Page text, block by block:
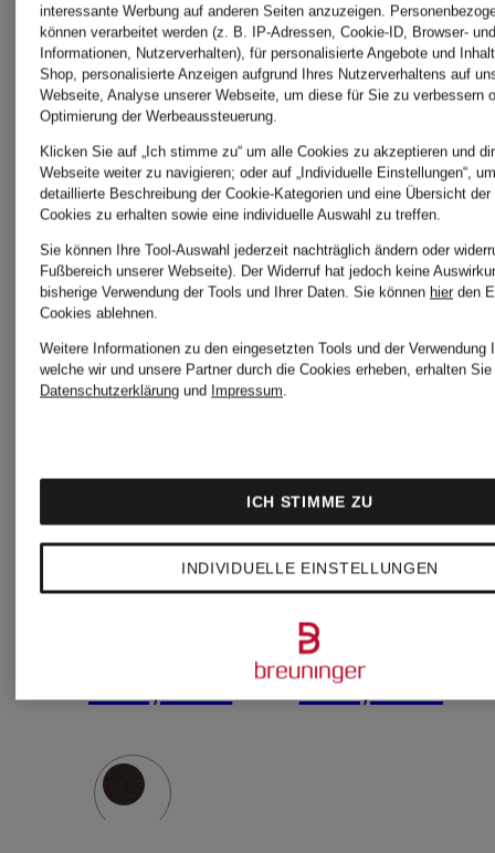
+Aktionsrabatt
DRYKORN
Wollmantel
SKOLAN
Bestpreis:
237,99 €
Ursprünglich:
Jacke
ANS
Arm
Bestpreis:
169,99 €
279,99 €
interessante Werbung auf anderen Seiten anzuzeigen.
können verarbeitet werden (z. B. IP-Adressen, Cookie-ID, Browser-
Informationen, Nutzerverhalten), für personalisierte Angebote und
Shop, personalisierte Anzeigen aufgrund Ihres Nutzerverhaltens auf
Webseite, Analyse unserer Webseite, um diese für Sie zu verbessern
Optimierung der Werbeaussteuerung.
Klicken Sie auf „Ich stimme zu“ um alle Cookies zu akzeptieren und
Webseite weiter zu navigieren; oder auf „Individuelle Einstellungen“,
detaillierte Beschreibung der Cookie-Kategorien und eine Übersicht
Cookies zu erhalten sowie eine individuelle Auswahl zu treffen.
Sie können Ihre Tool-Auswahl jederzeit nachträglich ändern oder
Fußbereich unserer Webseite). Der Widerruf hat jedoch keine
bisherige Verwendung der Tools und Ihrer Daten. Sie können hier den
Cookies ablehnen.
Weitere Informationen zu den eingesetzten Tools und der Verwendung
welche wir und unsere Partner durch die Cookies erheben, erhalten
Datenschutzerklärung und Impressum.
INDIVIDUELLE EINSTELLUNGEN
ICH STIMME ZU